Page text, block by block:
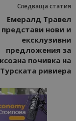
Следваща статия
Емералд Травел
представи нови и
ексклузивни
предложения за
почивка на
Турската ривиера